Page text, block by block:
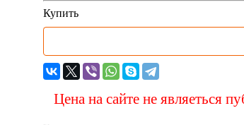
Купить
Цена на сайте не являеться